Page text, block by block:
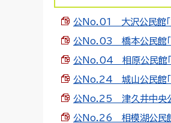
公No.01 大沢公民館「
公No.03 橋本公民館「
公No.04 相原公民館「
公No.24 城山公民館「
公No.25 津久井中央公
公No.26 相模湖公民館